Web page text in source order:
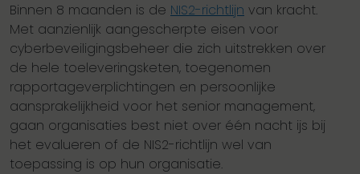
Binnen 8 maanden is de NIS2-richtlijn van kracht.
Met aanzienlijk aangescherpte eisen voor
cyberbeveiligingsbeheer die zich uitstrekken over
de hele toeleveringsketen, toegenomen
rapportageverplichtingen en persoonlijke
aansprakelijkheid voor het senior management,
gaan organisaties best niet over één nacht ijs bij
het evalueren of de NIS2-richtlijn wel van
toepassing is op hun organisatie.